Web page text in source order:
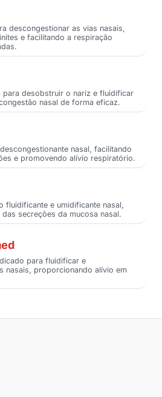
descongestionar as vias nasais,
e facilitando a respiração
para desobstruir o nariz e fluidificar
nasal de forma eficaz.
nasal, facilitando
e promovendo alívio respiratório.
fluidificante e umidificante nasal,
secreções da mucosa nasal.
para fluidificar e
nasais, proporcionando alívio em